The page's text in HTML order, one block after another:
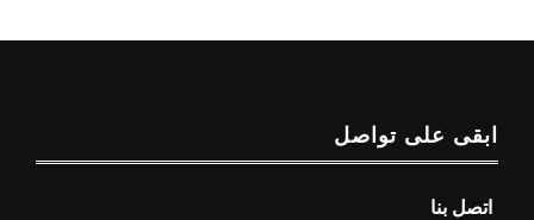
ابقى على تواصل
اتصل بنا